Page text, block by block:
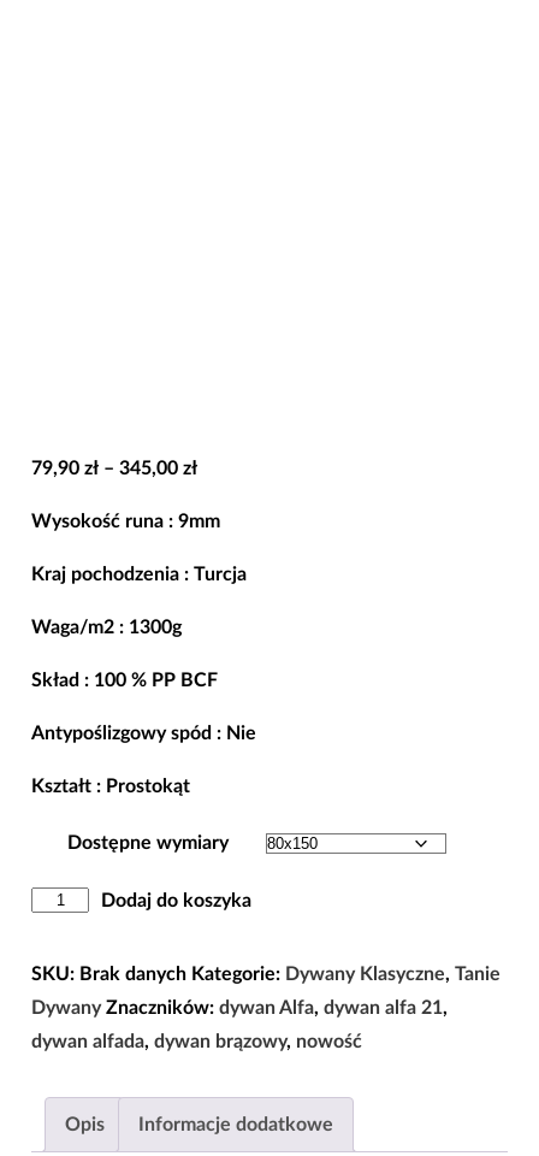
79,90 zł – 345,00 złZakres
79,90 zł
Wysokość runa : 9mm
Kraj pochodzenia : Turcja
Waga/m2 : 1300g
Skład : 100 % PP BCF
Antypoślizgowy spód : Nie
Kształt : Prostokąt
Dostępne wymiary
ilość
BCF
Alfa
21
brązowy
Dodaj do koszyka
SKU: Brak danych Kategorie: Dywany Klasyczne, Tanie
Dywany Znaczników: dywan Alfa, dywan alfa 21,
dywan alfada, dywan brązowy, nowość
Opis Informacje dodatkowe